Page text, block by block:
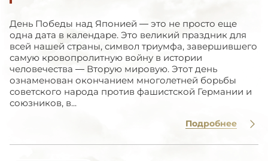
День Победы над Японией — это не просто еще
одна дата в календаре. Это великий праздник для
всей нашей страны, символ триумфа, завершившего
самую кровопролитную войну в истории
человечества — Вторую мировую. Этот день
ознаменован окончанием многолетней борьбы
советского народа против фашистской Германии и
союзников, в...
Подробнее